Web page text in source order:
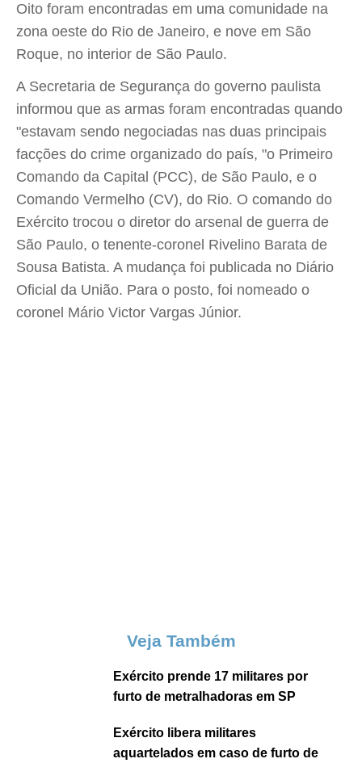
Oito foram encontradas em uma comunidade na
zona oeste do Rio de Janeiro, e nove em São
Roque, no interior de São Paulo.
A Secretaria de Segurança do governo paulista
informou que as armas foram encontradas quando
"estavam sendo negociadas nas duas principais
facções do crime organizado do país, "o Primeiro
Comando da Capital (PCC), de São Paulo, e o
Comando Vermelho (CV), do Rio. O comando do
Exército trocou o diretor do arsenal de guerra de
São Paulo, o tenente-coronel Rivelino Barata de
Sousa Batista. A mudança foi publicada no Diário
Oficial da União. Para o posto, foi nomeado o
coronel Mário Victor Vargas Júnior.
Veja Também
Exército prende 17 militares por
furto de metralhadoras em SP
Exército libera militares
aquartelados em caso de furto de